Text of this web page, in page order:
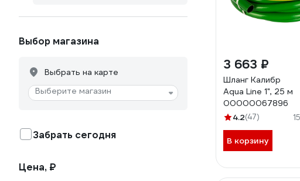
Выбор магазина
Выбрать на карте
Выберите магазин
Забрать сегодня
Цена, ₽
3 663 ₽
Шланг Калибр
Aqua Line 1", 25 м
00000067896
4.2(47)
В корзину